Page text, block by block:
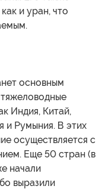
и уран, что
основным
Индия, Китай,
и Румыния. В этих
осуществляется с
Еще 50 стран (в
начали
выразили